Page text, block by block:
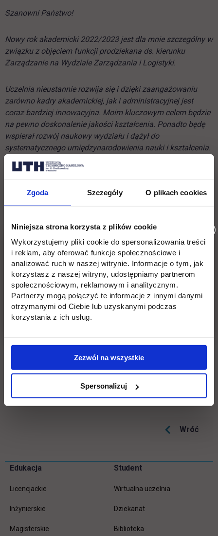
Zgoda Szczegóły O plikach cookies
Niniejsza strona korzysta z plików cookie
Wykorzystujemy pliki cookie do spersonalizowania treści
i reklam, aby oferować funkcje społecznościowe i
analizować ruch w naszej witrynie. Informacje o tym, jak
korzystasz z naszej witryny, udostępniamy partnerom
społecznościowym, reklamowym i analitycznym.
Partnerzy mogą połączyć te informacje z innymi danymi
otrzymanymi od Ciebie lub uzyskanymi podczas
korzystania z ich usług.
Zezwól na wszystkie
Spersonalizuj
Szanowni Państwo!
Nowy rok akademicki 2022/2023 jest dla mnie szczególny w
związku z objęciem funkcji prodziekana ds. kierunku
Zarządzanie na Wydziale Zarządzania i Logistyki.
Uczelnia nieustannie rozwija się i dzięki zaangażowaniu
zarówno kadry akademickiej, jak i administracyjnej jest
coraz bardziej innowacyjna. Moim kluczowym celem będzie
na pewno doskonalenie jakości kształcenia. Ponadto będę
wspierał rozwój naukowy wydziału i dążył do
systematycznego umiędzynarodowienia nauki i kształcenia.
Życzę wszystkim Studentom, aby czas studiów był nie tylko
nawiązanie nowych znajomości i znalezienie swojej drogi
rozwoju. Wykładowcom akademickim i pracownikom
współpracy i samych sukcesów.
Isaac Newton powiedział, że „Co my wiemy, to tylko
kropelka. Czego nie wiemy, to cały ocean.” Jestem
przekonany, że wspólnie osiągniemy założone cele i
wyznaczymy kolejne, które przybliżą nas do zgłębienia
oceanu wiedzy.
Prodziekan ds. kierunku Zarządzanie
Wydział Zarządzania i Logistyki
Serdeczne gratulacje i powodzenia!
Wróć
Pomiń
Informacje w stopce
Edukacja
Licencjackie
Inżynierskie
Magisterskie
Student
Wirtualna uczelnia
Dziekanat
Biblioteka